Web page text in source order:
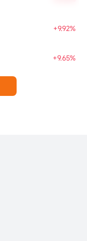
+9.92%
+9.65%